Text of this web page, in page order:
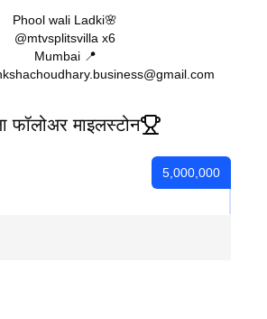
Phool wali Ladki🌸
@mtvsplitsvilla x6
Mumbai 📍
फॉलोअर माइलस्टोन
5,000,000